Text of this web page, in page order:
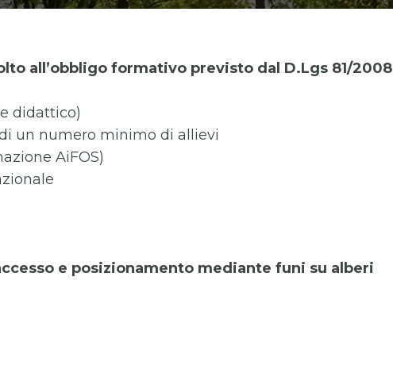
all’obbligo formativo previsto dal D.Lgs 81/2008
didattico)
un numero minimo di allievi
AiFOS)
e posizionamento mediante funi su alberi